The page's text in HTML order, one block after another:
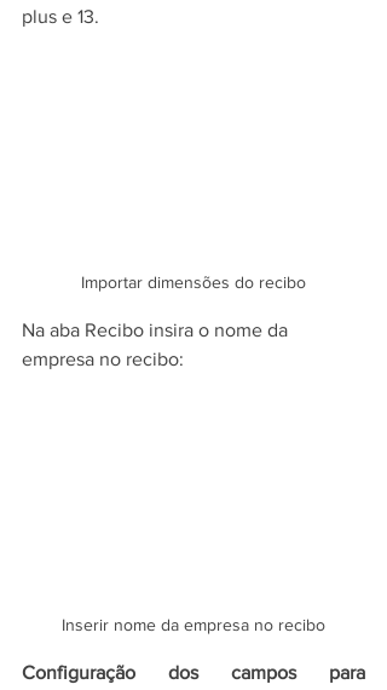
plus e 13.
Importar dimensões do recibo
Na aba Recibo insira o nome da
empresa no recibo:
Inserir nome da empresa no recibo
Configuração dos campos para